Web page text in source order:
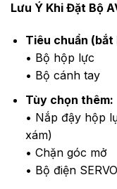
Lưu Ý Khi Đặt Bộ
Tiêu chuẩn (bắt
• Bộ hộp lực
• Bộ cánh tay
Tùy chọn thêm:
• Nắp đậy hộp
xám)
• Chặn góc mở
• Bộ điện